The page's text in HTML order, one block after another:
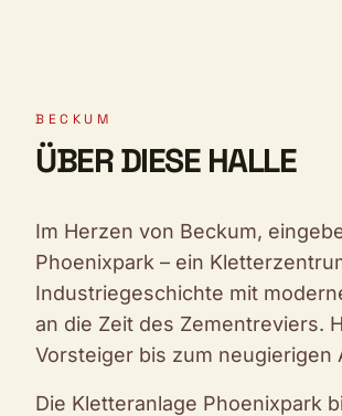
BECKUM
ÜBER DIESE HALLE
Im Herzen von Beckum,
Phoenixpark – ein
Industriegeschichte mit
an die Zeit des Zementreviers.
Vorsteiger bis zum neugierigen
Die Kletteranlage Phoenixpark